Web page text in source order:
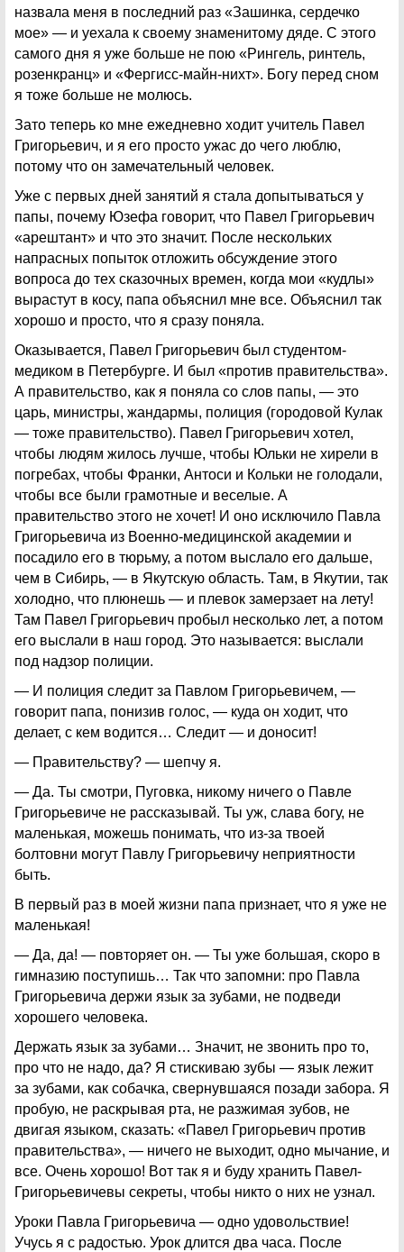
назвала меня в последний раз «Зашинка, сердечко
мое» — и уехала к своему знаменитому дяде. С этого
самого дня я уже больше не пою «Рингель, ринтель,
розенкранц» и «Фергисс-майн-нихт». Богу перед сном
я тоже больше не молюсь.
Зато теперь ко мне ежедневно ходит учитель Павел
Григорьевич, и я его просто ужас до чего люблю,
потому что он замечательный человек.
Уже с первых дней занятий я стала допытываться у
папы, почему Юзефа говорит, что Павел Григорьевич
«арештант» и что это значит. После нескольких
напрасных попыток отложить обсуждение этого
вопроса до тех сказочных времен, когда мои «кудлы»
вырастут в косу, папа объяснил мне все. Объяснил так
хорошо и просто, что я сразу поняла.
Оказывается, Павел Григорьевич был студентом-
медиком в Петербурге. И был «против правительства».
А правительство, как я поняла со слов папы, — это
царь, министры, жандармы, полиция (городовой Кулак
— тоже правительство). Павел Григорьевич хотел,
чтобы людям жилось лучше, чтобы Юльки не хирели в
погребах, чтобы Франки, Антоси и Кольки не голодали,
чтобы все были грамотные и веселые. А
правительство этого не хочет! И оно исключило Павла
Григорьевича из Военно-медицинской академии и
посадило его в тюрьму, а потом выслало его дальше,
чем в Сибирь, — в Якутскую область. Там, в Якутии, так
холодно, что плюнешь — и плевок замерзает на лету!
Там Павел Григорьевич пробыл несколько лет, а потом
его выслали в наш город. Это называется: выслали
под надзор полиции.
— И полиция следит за Павлом Григорьевичем, —
говорит папа, понизив голос, — куда он ходит, что
делает, с кем водится… Следит — и доносит!
— Правительству? — шепчу я.
— Да. Ты смотри, Пуговка, никому ничего о Павле
Григорьевиче не рассказывай. Ты уж, слава богу, не
маленькая, можешь понимать, что из-за твоей
болтовни могут Павлу Григорьевичу неприятности
быть.
В первый раз в моей жизни папа признает, что я уже не
маленькая!
— Да, да! — повторяет он. — Ты уже большая, скоро в
гимназию поступишь… Так что запомни: про Павла
Григорьевича держи язык за зубами, не подведи
хорошего человека.
Держать язык за зубами… Значит, не звонить про то,
про что не надо, да? Я стискиваю зубы — язык лежит
за зубами, как собачка, свернувшаяся позади забора. Я
пробую, не раскрывая рта, не разжимая зубов, не
двигая языком, сказать: «Павел Григорьевич против
правительства», — ничего не выходит, одно мычание, и
все. Очень хорошо! Вот так я и буду хранить Павел-
Григорьевичевы секреты, чтобы никто о них не узнал.
Уроки Павла Григорьевича — одно удовольствие!
Учусь я с радостью. Урок длится два часа. После